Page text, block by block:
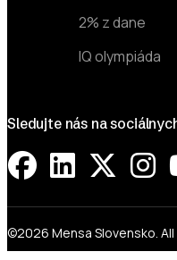
2% z dane
IQ olympiáda
Sledujte nás na
©2026 Mensa Slovensko. All